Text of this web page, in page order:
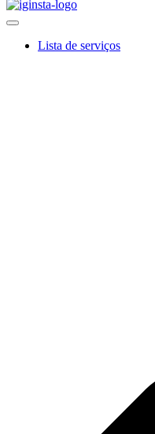
Lista de serviços